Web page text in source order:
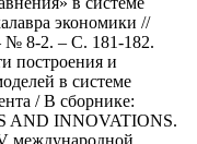
экономики //
№ 8-2. – С. 181-182.
построения и
в системе
/ В сборнике:
AND INNOVATIONS.
международной